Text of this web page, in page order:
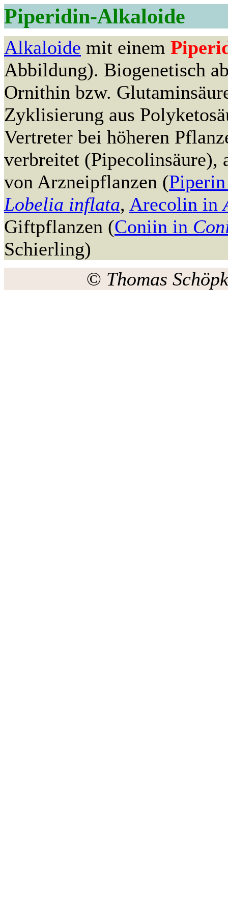
Piperidin-Alkaloide
Alkaloide mit einem
Abbildung). Biogenetisch
Ornithin bzw.
Zyklisierung aus
Vertreter bei höheren
verbreitet (Pipecolinsäure),
von Arzneipflanzen (
Lobelia inflata, Arecolin in
Giftpflanzen (Coniin in
Schierling)
© Thomas